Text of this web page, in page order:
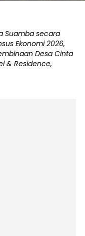
Suamba secara
Ekonomi 2026,
Desa Cinta
& Residence,